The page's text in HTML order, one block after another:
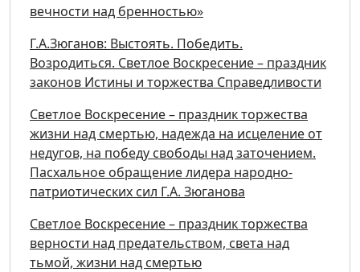
вечности над бренностью»
Г.А.Зюганов: Выстоять. Победить.
Возродиться. Светлое Воскресение – праздник
законов Истины и торжества Справедливости
Светлое Воскресение – праздник торжества
жизни над смертью, надежда на исцеление от
недугов, на победу свободы над заточением.
Пасхальное обращение лидера народно-
патриотических сил Г.А. Зюганова
Светлое Воскресение – праздник торжества
верности над предательством, света над
тьмой, жизни над смертью